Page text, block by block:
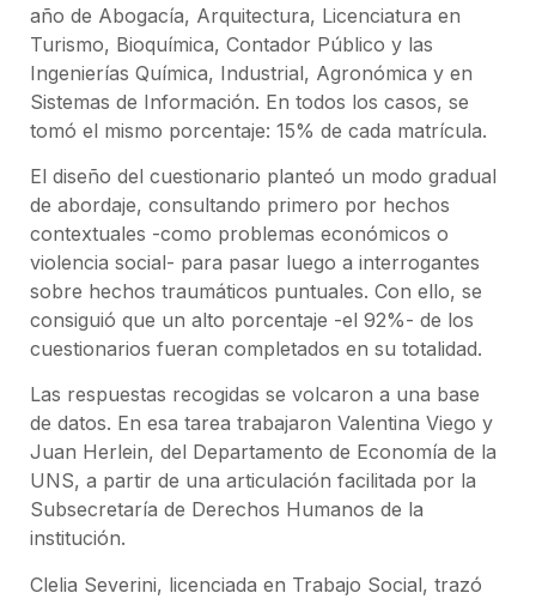
año de Abogacía, Arquitectura, Licenciatura en
Turismo, Bioquímica, Contador Público y las
Ingenierías Química, Industrial, Agronómica y en
Sistemas de Información. En todos los casos, se
tomó el mismo porcentaje: 15% de cada matrícula.
El diseño del cuestionario planteó un modo gradual
de abordaje, consultando primero por hechos
contextuales -como problemas económicos o
violencia social- para pasar luego a interrogantes
sobre hechos traumáticos puntuales. Con ello, se
consiguió que un alto porcentaje -el 92%- de los
cuestionarios fueran completados en su totalidad.
Las respuestas recogidas se volcaron a una base
de datos. En esa tarea trabajaron Valentina Viego y
Juan Herlein, del Departamento de Economía de la
UNS, a partir de una articulación facilitada por la
Subsecretaría de Derechos Humanos de la
institución.
Clelia Severini, licenciada en Trabajo Social, trazó